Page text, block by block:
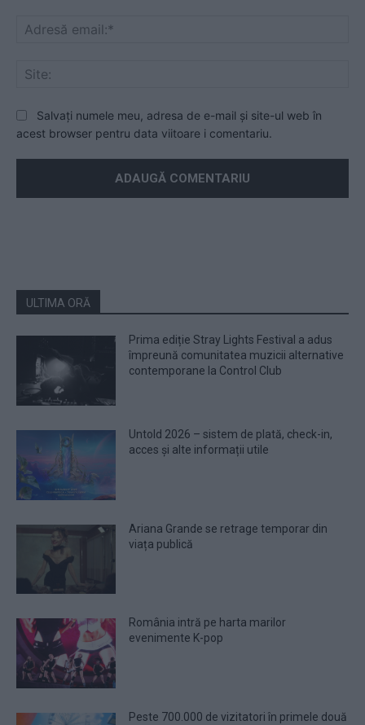
Salvați numele meu, adresa de e-mail și site-ul web în
acest browser pentru data viitoare i comentariu.
ULTIMA ORĂ
Prima ediție Stray Lights Festival a adus
împreună comunitatea muzicii alternative
contemporane la Control Club
Untold 2026 – sistem de plată, check-in,
acces și alte informații utile
Ariana Grande se retrage temporar din
viața publică
România intră pe harta marilor
evenimente K-pop
Peste 700.000 de vizitatori în primele două